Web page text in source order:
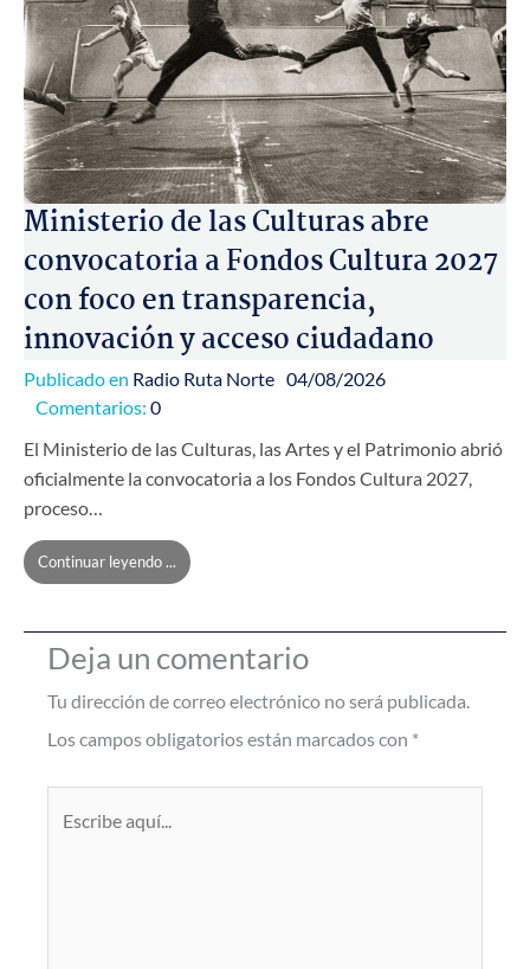
Ministerio de las Culturas abre
convocatoria a Fondos Cultura 2027
con foco en transparencia,
innovación y acceso ciudadano
Publicado en Radio Ruta Norte 04/08/2026
Comentarios: 0
El Ministerio de las Culturas, las Artes y el Patrimonio abrió
oficialmente la convocatoria a los Fondos Cultura 2027,
proceso…
Continuar leyendo ...
Deja un comentario
Tu dirección de correo electrónico no será publicada.
Los campos obligatorios están marcados con *